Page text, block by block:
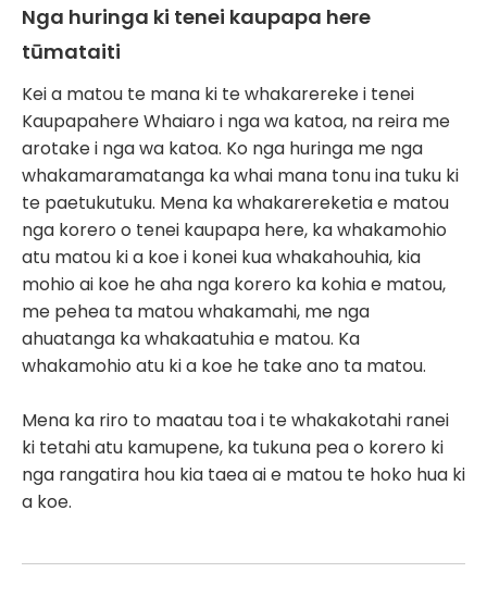
Nga huringa ki tenei kaupapa here
tūmataiti
Kei a matou te mana ki te whakarereke i tenei
Kaupapahere Whaiaro i nga wa katoa, na reira me
arotake i nga wa katoa. Ko nga huringa me nga
whakamaramatanga ka whai mana tonu ina tuku ki
te paetukutuku. Mena ka whakarereketia e matou
nga korero o tenei kaupapa here, ka whakamohio
atu matou ki a koe i konei kua whakahouhia, kia
mohio ai koe he aha nga korero ka kohia e matou,
me pehea ta matou whakamahi, me nga
ahuatanga ka whakaatuhia e matou. Ka
whakamohio atu ki a koe he take ano ta matou.
Mena ka riro to maatau toa i te whakakotahi ranei
ki tetahi atu kamupene, ka tukuna pea o korero ki
nga rangatira hou kia taea ai e matou te hoko hua ki
a koe.